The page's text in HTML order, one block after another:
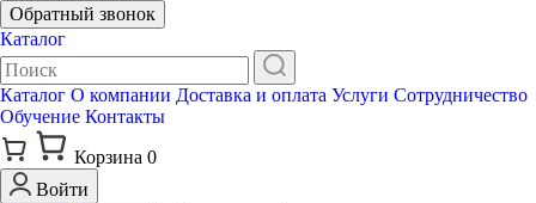
Обратный звонок
Каталог
Каталог О компании Доставка и оплата Услуги Сотрудничество
Обучение Контакты
Корзина 0
Войти